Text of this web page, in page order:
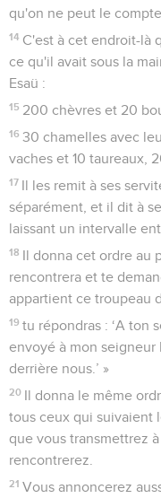
qu'on ne peut le
14 C'est à cet endroit-là
ce qu'il avait sous la
Esaü :
15 200 chèvres et 20
16 30 chamelles avec
vaches et 10 taureaux,
17 Il les remit à ses
séparément, et il dit à
laissant un intervalle
18 Il donna cet ordre au
rencontrera et te
appartient ce troupeau
19 tu répondras : ‘A ton
envoyé à mon seigneur
derrière nous.’ »
20 Il donna le même
tous ceux qui suivaient
que vous transmettrez
rencontrerez.
21 Vous annoncerez